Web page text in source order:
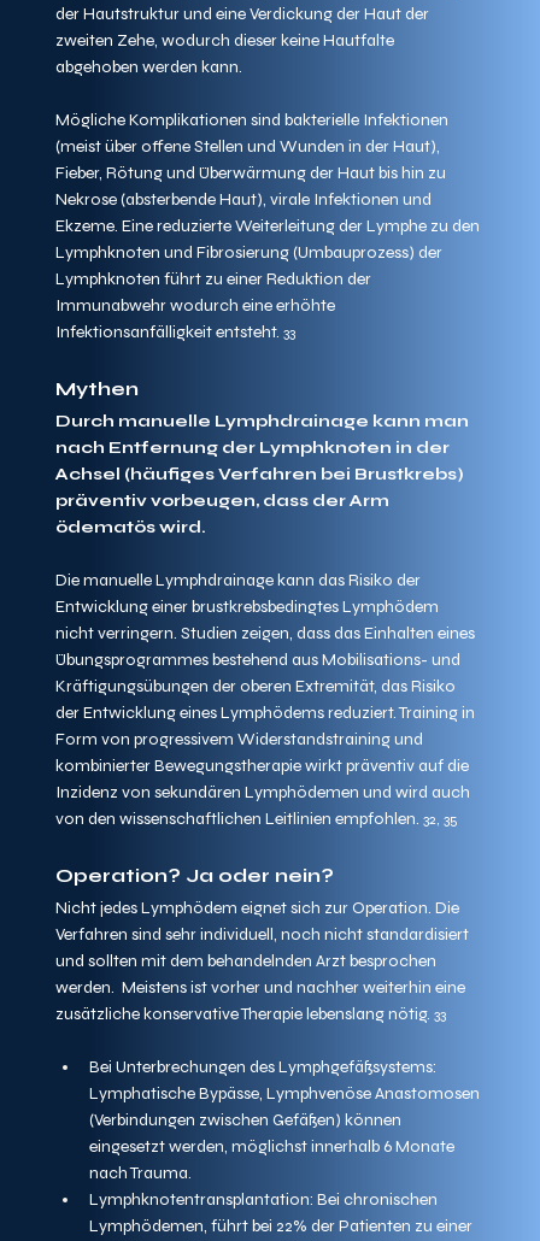
der Hautstruktur und eine Verdickung der Haut der
zweiten Zehe, wodurch dieser keine Hautfalte
abgehoben werden kann.
Mögliche Komplikationen sind bakterielle Infektionen
(meist über offene Stellen und Wunden in der Haut),
Fieber, Rötung und Überwärmung der Haut bis hin zu
Nekrose (absterbende Haut), virale Infektionen und
Ekzeme. Eine reduzierte Weiterleitung der Lymphe zu den
Lymphknoten und Fibrosierung (Umbauprozess) der
Lymphknoten führt zu einer Reduktion der
Immunabwehr wodurch eine erhöhte
Infektionsanfälligkeit entsteht. 33
Mythen
Durch manuelle Lymphdrainage kann man
nach Entfernung der Lymphknoten in der
Achsel (häufiges Verfahren bei Brustkrebs)
präventiv vorbeugen, dass der Arm
ödematös wird.
Die manuelle Lymphdrainage kann das Risiko der
Entwicklung einer brustkrebsbedingtes Lymphödem
nicht verringern. Studien zeigen, dass das Einhalten eines
Übungsprogrammes bestehend aus Mobilisations- und
Kräftigungsübungen der oberen Extremität, das Risiko
der Entwicklung eines Lymphödems reduziert. Training in
Form von progressivem Widerstandstraining und
kombinierter Bewegungstherapie wirkt präventiv auf die
Inzidenz von sekundären Lymphödemen und wird auch
von den wissenschaftlichen Leitlinien empfohlen. 32, 35
Operation? Ja oder nein?
Nicht jedes Lymphödem eignet sich zur Operation. Die
Verfahren sind sehr individuell, noch nicht standardisiert
und sollten mit dem behandelnden Arzt besprochen
werden.  Meistens ist vorher und nachher weiterhin eine
zusätzliche konservative Therapie lebenslang nötig. 33
Bei Unterbrechungen des Lymphgefäßsystems:
Lymphatische Bypässe, Lymphvenöse Anastomosen
(Verbindungen zwischen Gefäßen) können
eingesetzt werden, möglichst innerhalb 6 Monate
nach Trauma.
Lymphknotentransplantation: Bei chronischen
Lymphödemen, führt bei 22% der Patienten zu einer